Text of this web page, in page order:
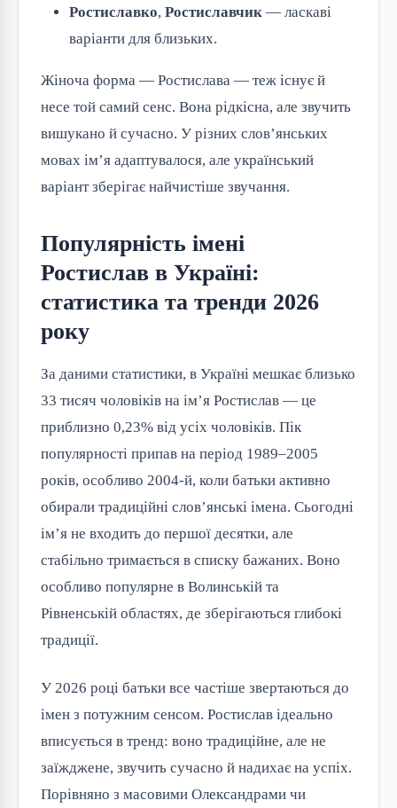
Ростиславко, Ростиславчик — ласкаві
варіанти для близьких.
Жіноча форма — Ростислава — теж існує й
несе той самий сенс. Вона рідкісна, але звучить
вишукано й сучасно. У різних слов’янських
мовах ім’я адаптувалося, але український
варіант зберігає найчистіше звучання.
Популярність імені
Ростислав в Україні:
статистика та тренди 2026
року
За даними статистики, в Україні мешкає близько
33 тисяч чоловіків на ім’я Ростислав — це
приблизно 0,23% від усіх чоловіків. Пік
популярності припав на період 1989–2005
років, особливо 2004-й, коли батьки активно
обирали традиційні слов’янські імена. Сьогодні
ім’я не входить до першої десятки, але
стабільно тримається в списку бажаних. Воно
особливо популярне в Волинській та
Рівненській областях, де зберігаються глибокі
традиції.
У 2026 році батьки все частіше звертаються до
імен з потужним сенсом. Ростислав ідеально
вписується в тренд: воно традиційне, але не
заїжджене, звучить сучасно й надихає на успіх.
Порівняно з масовими Олександрами чи